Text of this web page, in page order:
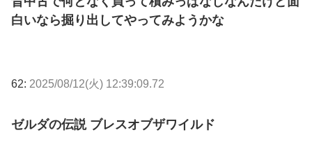
白いなら掘り出してやってみようかな
62: 2025/08/12(火) 12:39:09.72
ゼルダの伝説 ブレスオブザワイルド